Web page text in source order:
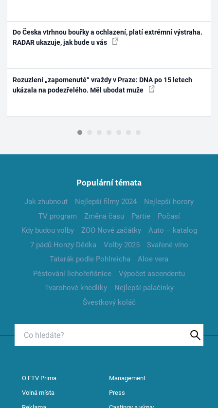
Do Česka vtrhnou bouřky a ochlazení, platí extrémní výstraha.
RADAR ukazuje, jak bude u vás
Rozuzlení „zapomenuté“ vraždy v Praze: DNA po 15 letech
ukázala na podezřelého. Měl ubodat muže
Populární témata
Jak zhubnout Nejlepší filmy 2024
Nejlepší horory
TV program
Změna času Partie
Počasí
Kdy budou volby
ZOO Nové začátky
Auto – katalog
7 pádů Honzy Dědka
Volby 2025
Svařené víno
Tatarák podle Pohlreicha
Aloe vera
Pěstování lichořeřišnice
Výpočet ascendentu
Tvarohové knedlíky
Nejlepší palačinky
Švestkový koláč
O FTV Prima Management
Volná místa Press